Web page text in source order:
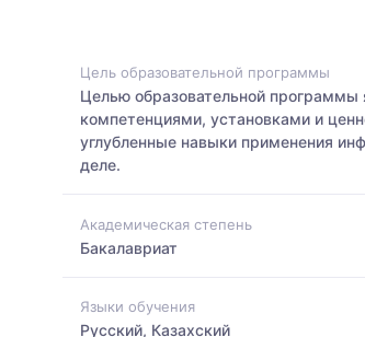
Цель образовательной программы
Целью образовательной программы
компетенциями, установками и
углубленные навыки применения
деле.
Академическая степень
Бакалавриат
Языки обучения
Русский, Казахский